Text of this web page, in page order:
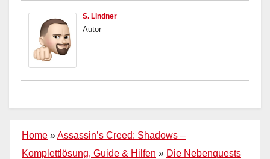
S. Lindner
Autor
Home »Assassin’s Creed: Shadows –
Komplettlösung, Guide & Hilfen » Die Nebenquests